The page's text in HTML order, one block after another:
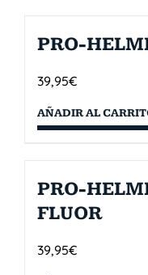
PRO-
39,95€
AÑADIR AL
PRO-
FLUOR
39,95€